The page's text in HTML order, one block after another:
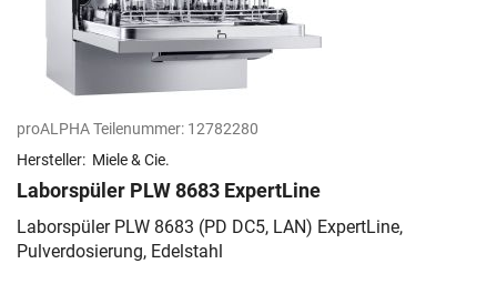
proALPHA Teilenummer: 12782280
Hersteller: Miele & Cie.
Laborspüler PLW 8683 ExpertLine
Laborspüler PLW 8683 (PD DC5, LAN) ExpertLine,
Pulverdosierung, Edelstahl